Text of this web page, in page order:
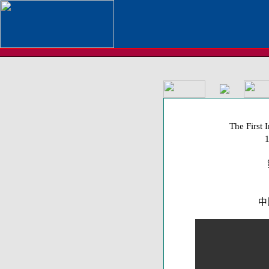
The First